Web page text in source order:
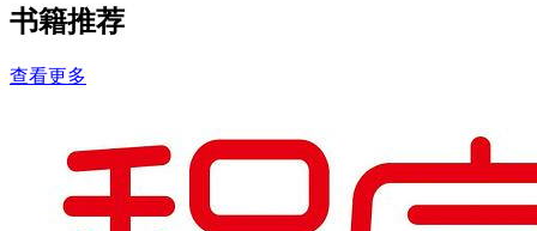
书籍推荐
查看更多